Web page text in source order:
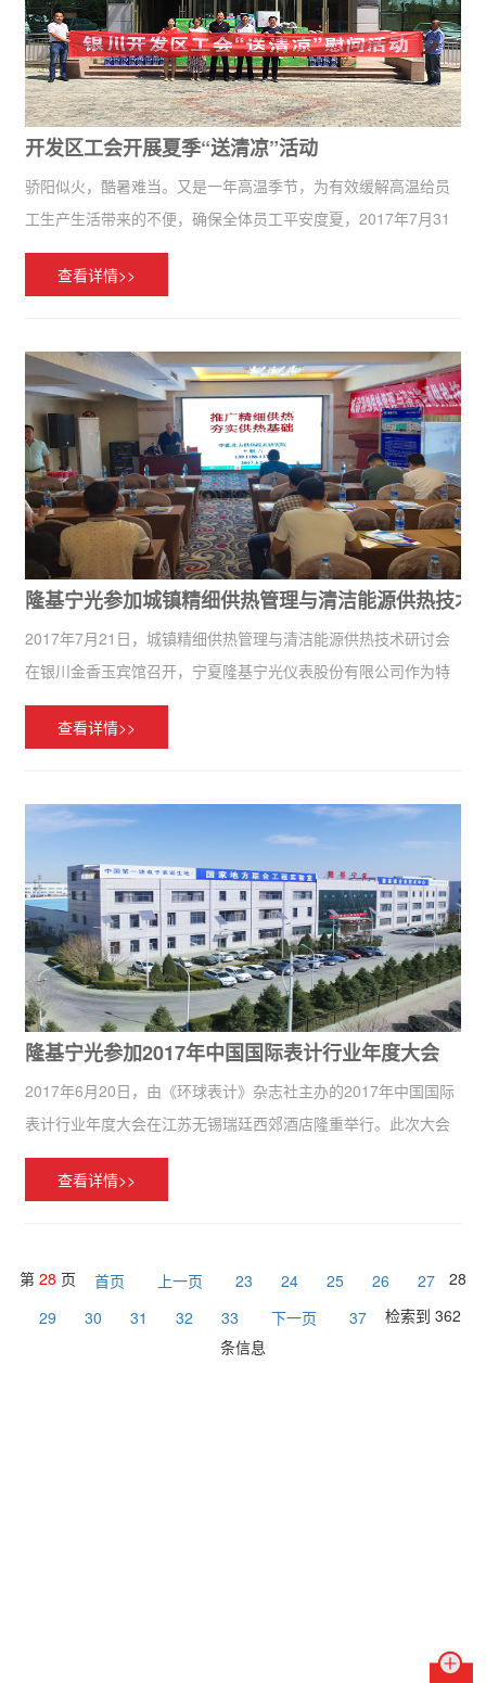
开发区工会开展夏季“送清凉”活动
骄阳似火，酷暑难当。又是一年高温季节，为有效缓解高温给员
工生产生活带来的不便，确保全体员工平安度夏，2017年7月31
日，银川经济技术开发区工会主席高宁强到我公司开展了夏季送
清凉活动。高宁强强调：高温季节来临，要切实改善高温一线作
查看详情>>
隆基宁光参加城镇精细供热管理与清洁能源供热技术
2017年7月21日，城镇精细供热管理与清洁能源供热技术研讨会
在银川金香玉宾馆召开，宁夏隆基宁光仪表股份有限公司作为特
邀企业，与来自全国各地的供热办、热力设计院、电力、电网、
热电、燃气公司领导，中能宏源环保技术研究院各部负责人一同
查看详情>>
隆基宁光参加2017年中国国际表计行业年度大会
2017年6月20日，由《环球表计》杂志社主办的2017年中国国际
表计行业年度大会在江苏无锡瑞廷西郊酒店隆重举行。此次大会
包括“2017智能电表及配用电互动新技术应用大会”和“2017智能
水/气计量产业链高峰论坛”两部分。宁夏隆基宁光仪...
查看详情>>
第 28 页 首页 上一页 23 24 25 26 27
28
29
30 31 32 33 下一页 37
检索到 362
条信息